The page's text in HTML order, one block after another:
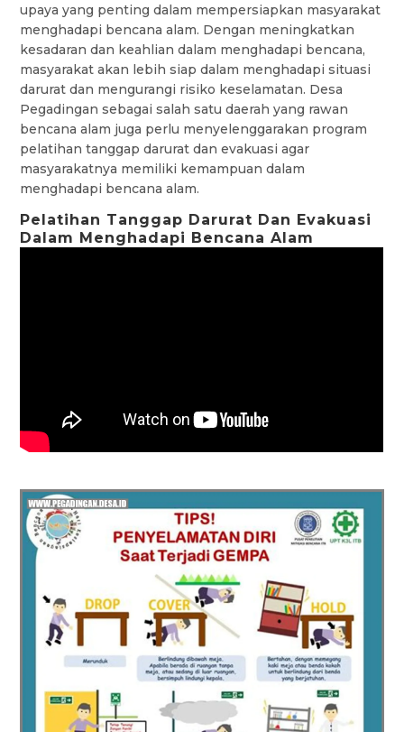
upaya yang penting dalam mempersiapkan masyarakat
menghadapi bencana alam. Dengan meningkatkan
kesadaran dan keahlian dalam menghadapi bencana,
masyarakat akan lebih siap dalam menghadapi situasi
darurat dan mengurangi risiko keselamatan. Desa
Pegadingan sebagai salah satu daerah yang rawan
bencana alam juga perlu menyelenggarakan program
pelatihan tanggap darurat dan evakuasi agar
masyarakatnya memiliki kemampuan dalam
menghadapi bencana alam.
Pelatihan Tanggap Darurat Dan Evakuasi
Dalam Menghadapi Bencana Alam